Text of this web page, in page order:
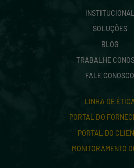
INSTITUCIONAL
SOLUÇÕES
BLOG
TRABALHE
FALE CONOSCO
LINHA DE
PORTAL DO
PORTAL DO
MONITORAMENTO